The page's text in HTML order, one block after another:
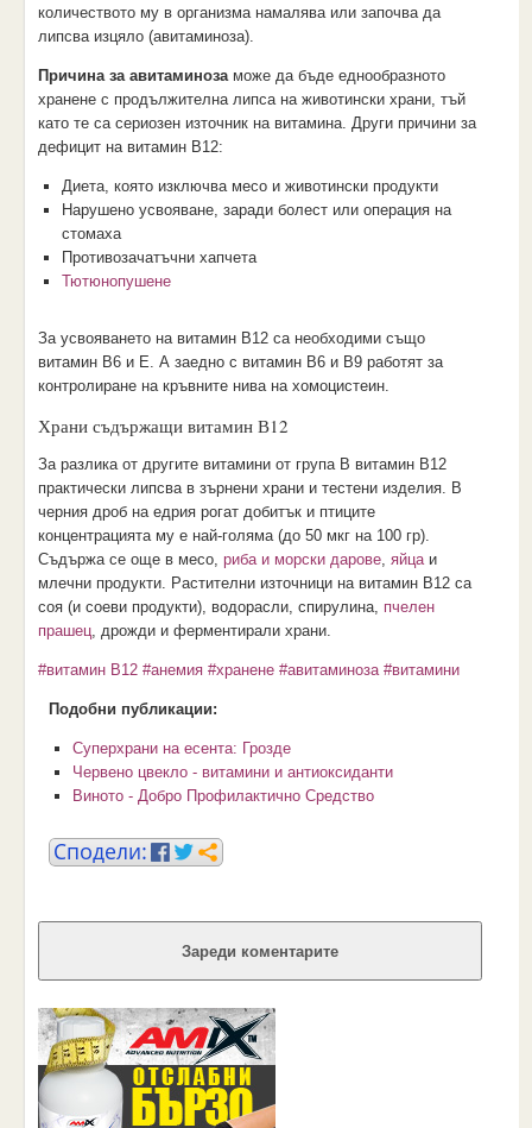
количеството му в организма намалява или започва да
липсва изцяло (авитаминоза).
Причина за авитаминозаможе да бъде еднообразното
хранене с продължителна липса на животински храни, тъй
като те са сериозен източник на витамина. Други причини за
дефицит на витамин В12:
Диета, която изключва месо и животински продукти
Нарушено усвояване, заради болест или операция на
стомаха
Противозачатъчни хапчета
Тютюнопушене
За усвояването на витамин В12 са необходими също
витамин В6 и Е. А заедно с витамин В6 и В9 работят за
контролиране на кръвните нива на хомоцистеин.
Храни съдържащи витамин В12
За разлика от другите витамини от група В витамин В12
практически липсва в зърнени храни и тестени изделия. В
черния дроб на едрия рогат добитък и птиците
концентрацията му е най-голяма (до 50 мкг на 100 гр).
Съдържа се още в месо, риба и морски дарове, яйцаи
млечни продукти. Растителни източници на витамин В12 са
соя (и соеви продукти), водорасли, спирулина, пчелен
прашец, дрожди и ферментирали храни.
#витамин В12 #анемия #хранене #авитаминоза #витамини
Подобни публикации:
Суперхрани на есента: Грозде
Червено цвекло - витамини и антиоксиданти
Виното - Добро Профилактично Средство
Зареди коментарите